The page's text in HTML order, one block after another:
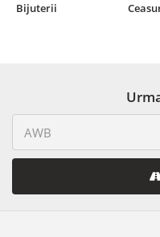
Bijuterii